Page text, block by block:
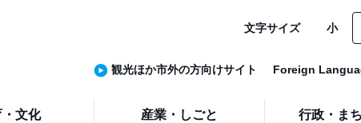
文化 産業・しごと 行政・ま
文字サイズ 小
観光ほか市外の方向けサイト Foreign